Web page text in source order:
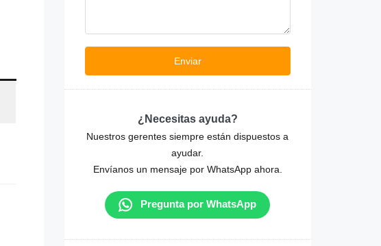
¿Necesitas ayuda?
Nuestros gerentes siempre están dispuestos a
ayudar.
Envíanos un mensaje por WhatsApp ahora.
Pregunta por WhatsApp